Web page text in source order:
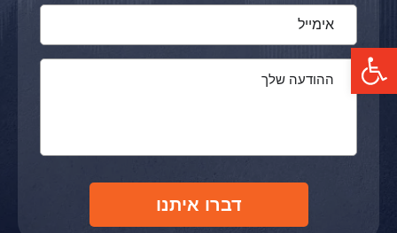
פתח סרגל נגישות
דברו איתנו